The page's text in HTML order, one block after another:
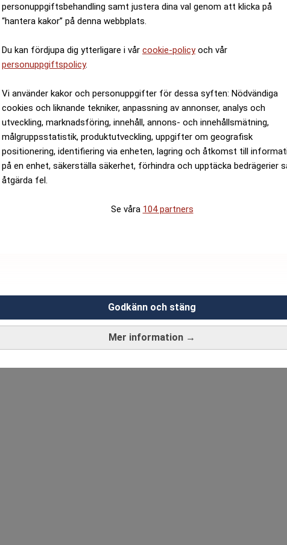
personuppgiftsbehandling samt justera dina val genom att klicka på
“hantera kakor” på denna webbplats.
Du kan fördjupa dig ytterligare i vår cookie-policyoch vår
personuppgiftspolicy.
Vi använder kakor och personuppgifter för dessa syften: Nödvändiga
cookies och liknande tekniker, anpassning av annonser, analys och
utveckling, marknadsföring, innehåll, annons- och innehållsmätning,
målgruppsstatistik, produktutveckling, uppgifter om geografisk
positionering, identifiering via enheten, lagring och åtkomst till
på en enhet, säkerställa säkerhet, förhindra och upptäcka bedrägerier
åtgärda fel.
Se våra 104 partners
Mer information →
Godkänn och stäng